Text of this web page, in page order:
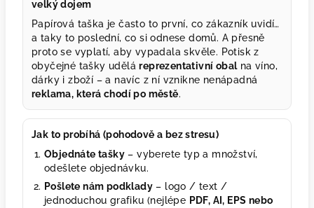
velký dojem
Papírová taška je často to první, co zákazník uvidí…
a taky to poslední, co si odnese domů. A přesně
proto se vyplatí, aby vypadala skvěle. Potisk z
obyčejné tašky uděláreprezentativní obalna víno,
dárky i zboží – a navíc z ní vznikne nenápadná
reklama, která chodí po městě.
Jak to probíhá (pohodově a bez stresu)
Objednáte tašky – vyberete typ a množství,
odešlete objednávku.
Pošlete nám podklady – logo / text /
jednoduchou grafiku (nejlépe PDF, AI, EPS nebo